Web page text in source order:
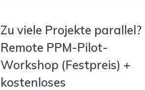
Zu viele Projekte parallel?
Remote PPM-Pilot-
Workshop (Festpreis) +
kostenloses